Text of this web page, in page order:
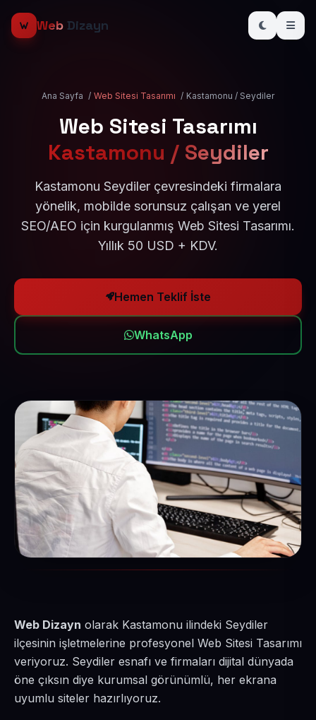
Web Dizayn
Ana Sayfa / Web Sitesi Tasarımı / Kastamonu / Seydiler
Web Sitesi Tasarımı
Kastamonu / Seydiler
Kastamonu Seydiler çevresindeki firmalara
yönelik, mobilde sorunsuz çalışan ve yerel
SEO/AEO için kurgulanmış Web Sitesi Tasarımı.
Yıllık 50 USD + KDV.
Hemen Teklif İste
WhatsApp
Web Dizayn olarak Kastamonu ilindeki Seydiler
ilçesinin işletmelerine profesyonel Web Sitesi Tasarımı
veriyoruz. Seydiler esnafı ve firmaları dijital dünyada
öne çıksın diye kurumsal görünümlü, her ekrana
uyumlu siteler hazırlıyoruz.